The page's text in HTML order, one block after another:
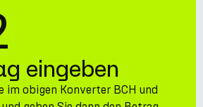
eingeben
im obigen Konverter BCH und